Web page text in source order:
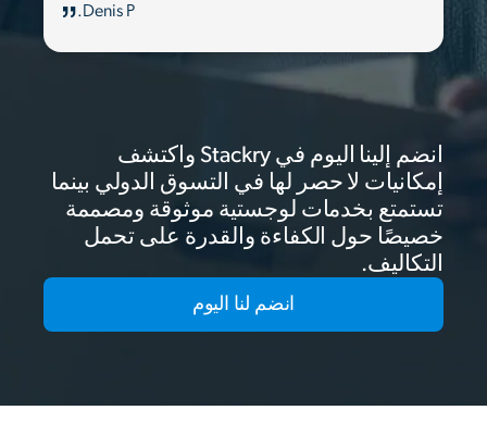
Denis P.
انضم إلينا اليوم في Stackry واكتشف
إمكانيات لا حصر لها في التسوق الدولي بينما
تستمتع بخدمات لوجستية موثوقة ومصممة
خصيصًا حول الكفاءة والقدرة على تحمل
التكاليف.
انضم لنا اليوم